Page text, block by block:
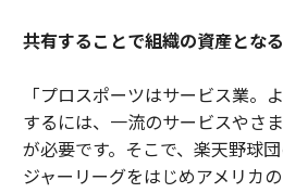
共有することで組織の資産とな
「プロスポーツはサービス業。
するには、一流のサービスやさ
が必要です。そこで、楽天野球
ジャーリーグをはじめアメリカ